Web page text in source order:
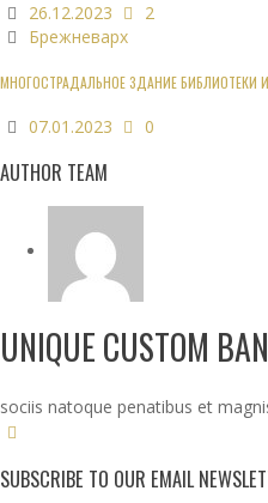
26.12.2023
2
Брежневарх
МНОГОСТРАДАЛЬНОЕ ЗДАНИЕ БИБЛИОТЕКИ
07.01.2023 0
AUTHOR TEAM
UNIQUE CUSTOM
sociis natoque penatibus et
SUBSCRIBE TO OUR EMAIL